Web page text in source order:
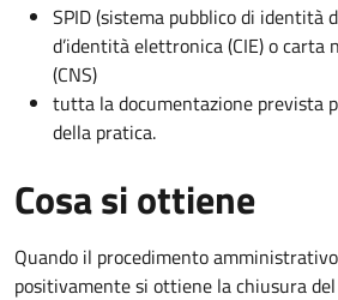
SPID (sistema pubblico di identità
d’identità elettronica (CIE) o carta
(CNS)
tutta la documentazione prevista
della pratica.
Cosa si ottiene
Quando il procedimento
positivamente si ottiene la chiusura